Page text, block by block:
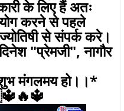
के लिए हैं अतः
करने से पहले
से संपर्क करे।
"प्रेमजी", नागौर
मंगलमय हो।।*